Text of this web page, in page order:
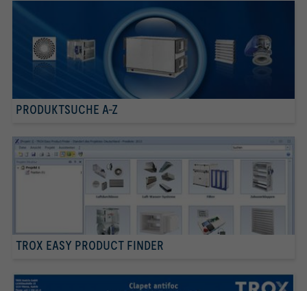
PRODUKTSUCHE A-Z
TROX EASY PRODUCT FINDER